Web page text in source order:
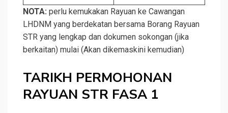
NOTA: perlu kemukakan Rayuan ke Cawangan
LHDNM yang berdekatan bersama Borang Rayuan
STR yang lengkap dan dokumen sokongan (jika
berkaitan) mulai (Akan dikemaskini kemudian)
TARIKH PERMOHONAN
RAYUAN STR FASA 1